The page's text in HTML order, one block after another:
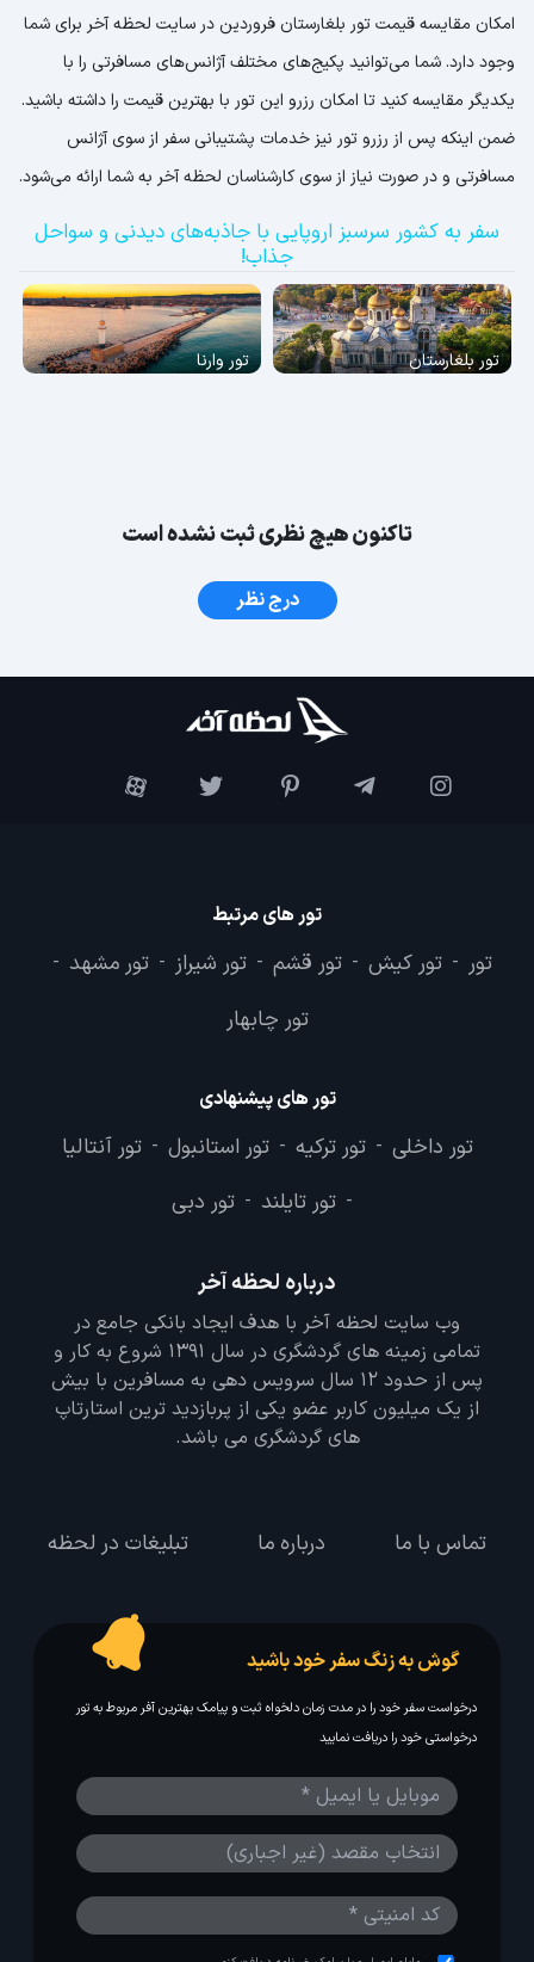
امکان مقایسه قیمت تور بلغارستان فروردین در سایت لحظه آخر برای شما
وجود دارد. شما می‌توانید پکیج‌های مختلف آژانس‌های مسافرتی را با
یکدیگر مقایسه کنید تا امکان رزرو این تور با بهترین قیمت را داشته باشید.
ضمن اینکه پس از رزرو تور نیز خدمات پشتیبانی سفر از سوی آژانس
مسافرتی و در صورت نیاز از سوی کارشناسان لحظه آخر به شما ارائه می‌شود.
سفر به کشور سرسبز اروپایی با جاذبه‌های دیدنی و سواحل
جذاب!
تور بلغارستان تور وارنا
تاکنون هیچ نظری ثبت نشده است
درج نظر
تور های مرتبط
تور - تور کیش - تور قشم - تور شیراز - تور مشهد -
تور چابهار
تور های پیشنهادی
تور داخلی - تور ترکیه - تور استانبول - تور آنتالیا
- تور تایلند - تور دبی
درباره لحظه آخر
وب سایت لحظه آخر با هدف ایجاد بانکی جامع در
تمامی زمینه های گردشگری در سال 1391 شروع به کار و
پس از حدود 12 سال سرویس دهی به مسافرین با بیش
از یک میلیون کاربر عضو یکی از پربازدید ترین استارتاپ
های گردشگری می باشد.
تماس با ما درباره ما تبلیغات در لحظه
گوش به زنگ سفر خود باشید
درخواست سفر خود را در مدت زمان دلخواه ثبت و پیامک بهترین آفر مربوط به تور
درخواستی خود را دریافت نمایید